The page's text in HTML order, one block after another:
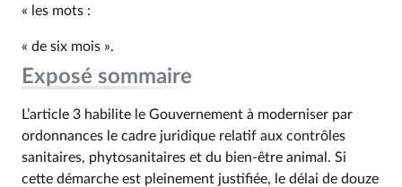
« les mots :
« de six mois ».
Exposé sommaire
L’article 3 habilite le Gouvernement à moderniser par
ordonnances le cadre juridique relatif aux contrôles
sanitaires, phytosanitaires et du bien-être animal. Si
cette démarche est pleinement justifiée, le délai de douze